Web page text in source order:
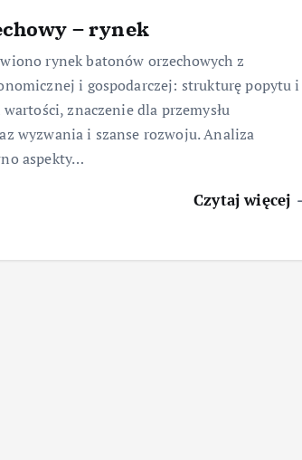
– rynek
rynek batonów orzechowych z
i gospodarczej: strukturę popytu i
wartości, znaczenie dla przemysłu
wyzwania i szanse rozwoju. Analiza
aspekty…
Czytaj więcej